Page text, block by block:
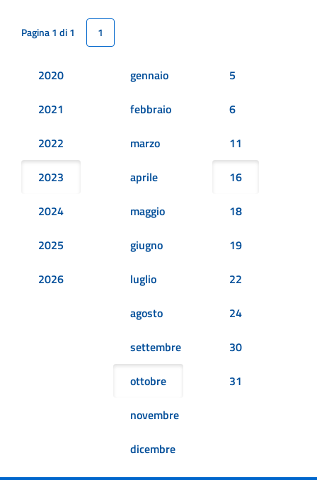
Pagina 1 di 1 1
2020
2021
2022
2023
2024
2025
2026
gennaio
febbraio
marzo
aprile
maggio
giugno
luglio
agosto
settembre
ottobre
novembre
dicembre
5
6
11
16
18
19
22
24
30
31